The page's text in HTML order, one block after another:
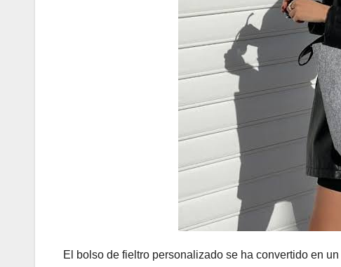
El bolso de fieltro personalizado se ha convertido en